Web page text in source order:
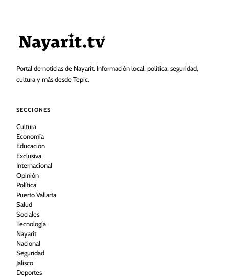
Portal de noticias de Nayarit. Información local, política, seguridad,
cultura y más desde Tepic.
SECCIONES
Cultura
Economía
Educación
Exclusiva
Internacional
Opinión
Política
Puerto Vallarta
Salud
Sociales
Tecnología
Nayarit
Nacional
Seguridad
Jalisco
Deportes